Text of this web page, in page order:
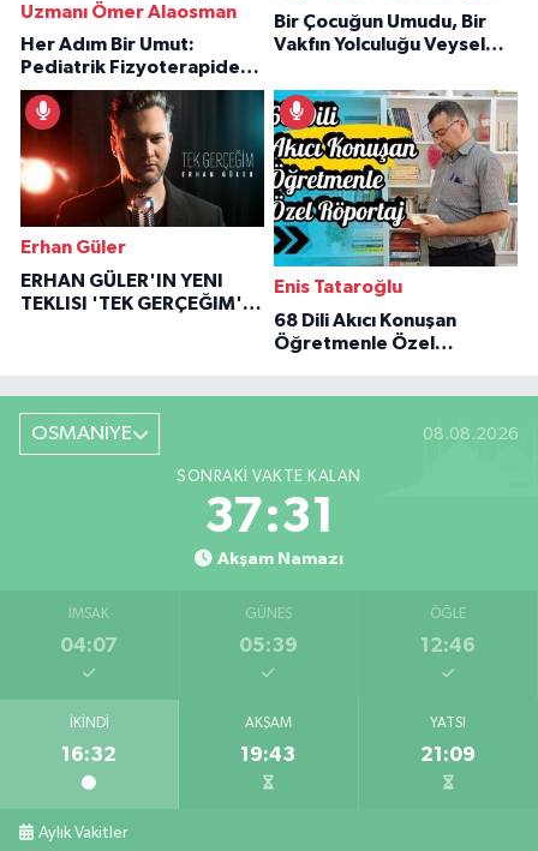
Uzmanı Ömer Alaosman
Her Adım Bir Umut:
Pediatrik Fizyoterapiden
İlham Veren Hikâyeler
Bir Çocuğun Umudu, Bir
Vakfın Yolculuğu Veysel
Erhan Güler
ERHAN GÜLER'IN YENI
TEKLISI 'TEK GERÇEĞIM'LE
Enis Tataroğlu
68 Dili Akıcı Konuşan
Öğretmenle Özel
OSMANİYE 08.08.2026
SONRAKI VAKTE KALAN
37:30
Akşam Namazı
İMSAK
04:07
GÜNEŞ
05:39
ÖĞLE
12:46
İKINDI
16:32
AKŞAM
19:43
YATSI
21:09
Aylık Vakitler